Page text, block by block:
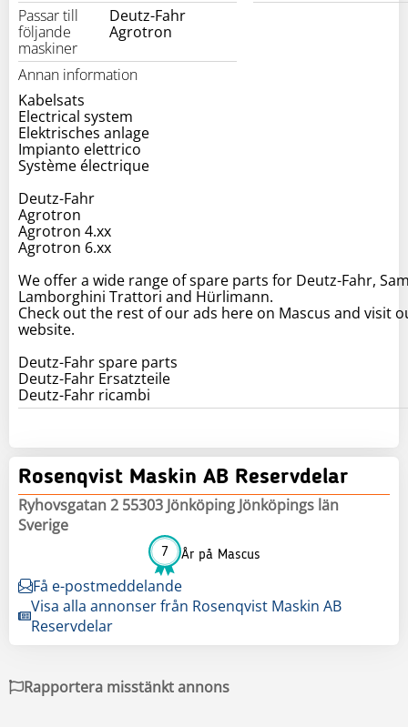
Passar till
följande
maskiner
Deutz-Fahr
Agrotron
Annan information
Kabelsats
Electrical system
Elektrisches anlage
Impianto elettrico
Système électrique
Deutz-Fahr
Agrotron
Agrotron 4.xx
Agrotron 6.xx
We offer a wide range of spare parts for Deutz-Fahr,
Lamborghini Trattori and Hürlimann.
Check out the rest of our ads here on Mascus and visit
website.
Deutz-Fahr spare parts
Deutz-Fahr Ersatzteile
Deutz-Fahr ricambi
Rosenqvist Maskin AB Reservdelar
Ryhovsgatan 2 55303 Jönköping Jönköpings län
Sverige
7 År på Mascus
Få e-postmeddelande
Visa alla annonser från Rosenqvist Maskin AB
Reservdelar
Rapportera misstänkt annons